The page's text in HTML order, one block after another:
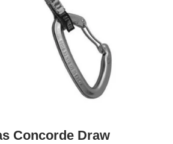
Concorde Draw